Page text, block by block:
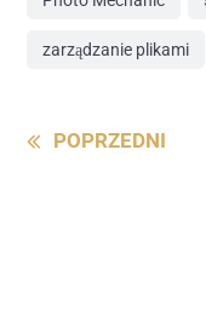
zarządzanie plikami
Continue
POPRZEDNI